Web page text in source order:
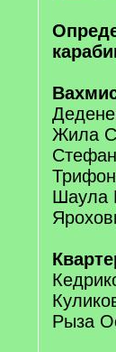
Жила
Шаула
Рыза